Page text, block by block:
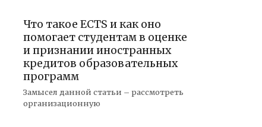
Что такое ECTS и как оно
помогает студентам в оценке
и признании иностранных
кредитов образовательных
программ
Замысел данной статьи – рассмотреть
организационную